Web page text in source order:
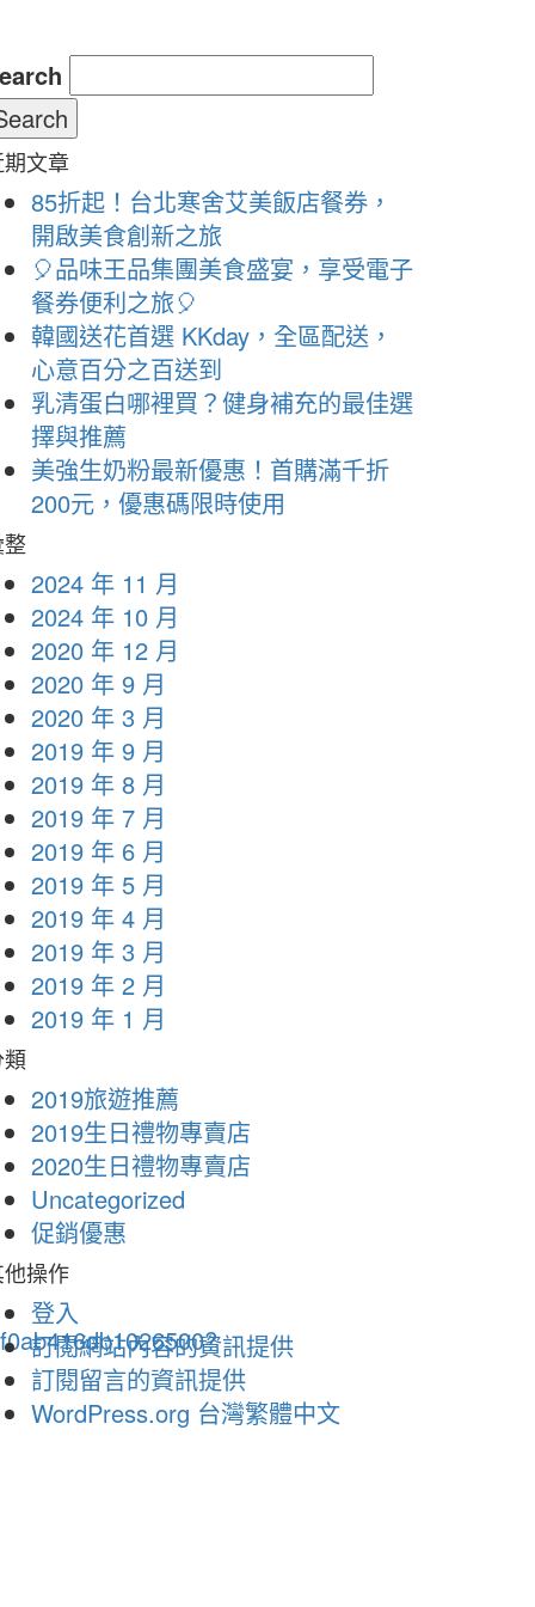
文章
85折起！台北寒舍艾美飯店餐券，
開啟美食創新之旅
🎈品味王品集團美食盛宴，享受電子
餐券便利之旅🎈
韓國送花首選 KKday，全區配送，
心意百分之百送到
乳清蛋白哪裡買？健身補充的最佳選
擇與推薦
美強生奶粉最新優惠！首購滿千折
200元，優惠碼限時使用
2024 年 11 月
2024 年 10 月
2020 年 12 月
2020 年 9 月
2020 年 3 月
2019 年 9 月
2019 年 8 月
2019 年 7 月
2019 年 6 月
2019 年 5 月
2019 年 4 月
2019 年 3 月
2019 年 2 月
2019 年 1 月
2019旅遊推薦
2019生日禮物專賣店
2020生日禮物專賣店
Uncategorized
促銷優惠
他操作
登入
訂閱網站內容的資訊提供
訂閱留言的資訊提供
WordPress.org 台灣繁體中文